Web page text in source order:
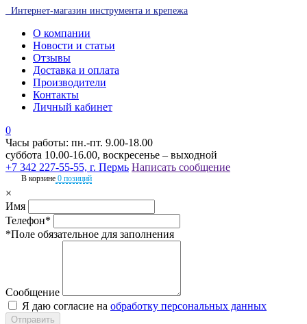
Интернет-магазин инструмента и крепежа
О компании
Новости и статьи
Отзывы
Доставка и оплата
Производители
Контакты
Личный кабинет
0
Часы работы: пн.-пт. 9.00-18.00
суббота 10.00-16.00, воскресенье – выходной
+7 342 227-55-55, г. Пермь Написать сообщение
В корзине 0 позиций
×
Имя
Телефон*
*Поле обязательное для заполнения
Сообщение
Я даю согласие на обработку персональных данных